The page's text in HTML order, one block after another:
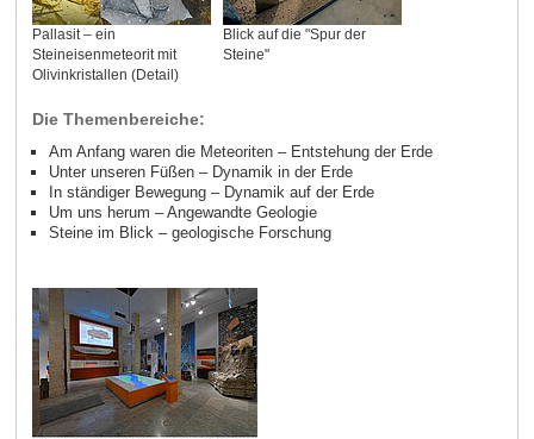
Pallasit – ein
Steineisenmeteorit mit
Olivinkristallen (Detail)
Blick auf die "Spur der
Steine"
Die Themenbereiche:
Am Anfang waren die Meteoriten – Entstehung der Erde
Unter unseren Füßen – Dynamik in der Erde
In ständiger Bewegung – Dynamik auf der Erde
Um uns herum – Angewandte Geologie
Steine im Blick – geologische Forschung